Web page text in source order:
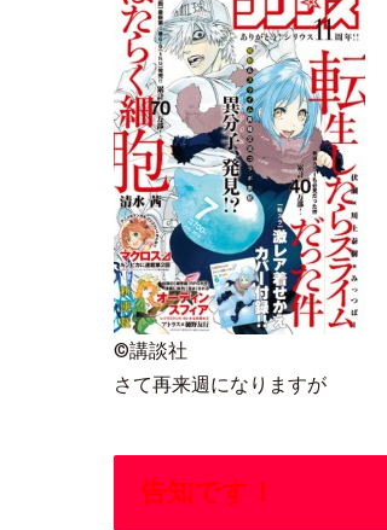
©講談社
さて再来週になりますが
告知です！